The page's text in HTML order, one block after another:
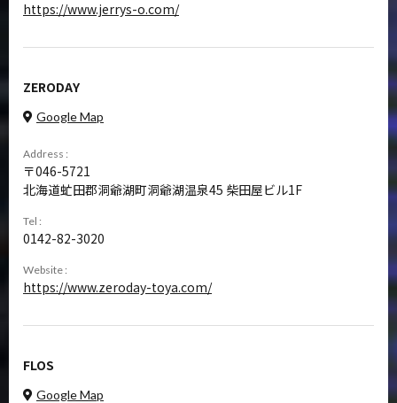
https://www.jerrys-o.com/
ZERODAY
Google Map
Address :
046-5721
北海道虻田郡洞爺湖町洞爺湖温泉45 柴田屋ビル1F
Tel :
0142-82-3020
Website :
https://www.zeroday-toya.com/
FLOS
Google Map